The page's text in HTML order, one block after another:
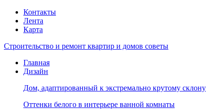
Контакты
Лента
Карта
Строительство и ремонт квартир и домов советы
Главная
Дизайн
Дом, адаптированный к экстремально крутому склону
Оттенки белого в интерьере ванной комнаты